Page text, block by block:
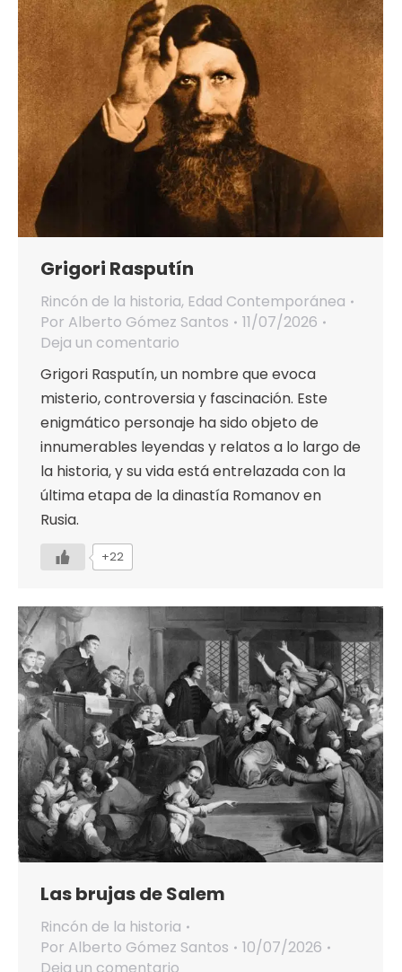
Grigori Rasputín
Rincón de la historia, Edad Contemporánea
Por Alberto Gómez Santos
11/07/2026
Deja un comentario
Grigori Rasputín, un nombre que evoca
misterio, controversia y fascinación. Este
enigmático personaje ha sido objeto de
innumerables leyendas y relatos a lo largo de
la historia, y su vida está entrelazada con la
última etapa de la dinastía Romanov en
Rusia.
+22
Las brujas de Salem
Rincón de la historia
Por Alberto Gómez Santos
10/07/2026